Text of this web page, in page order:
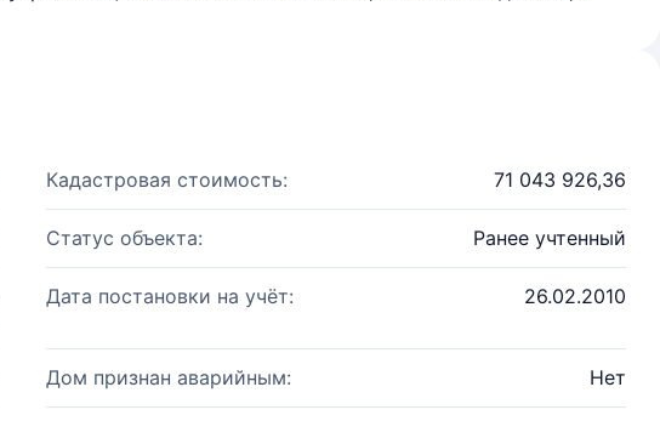
Кадастровая стоимость: 71 043 926,36
Статус объекта: Ранее учтенный
Дата постановки на учёт: 26.02.2010
Дом признан аварийным: Нет